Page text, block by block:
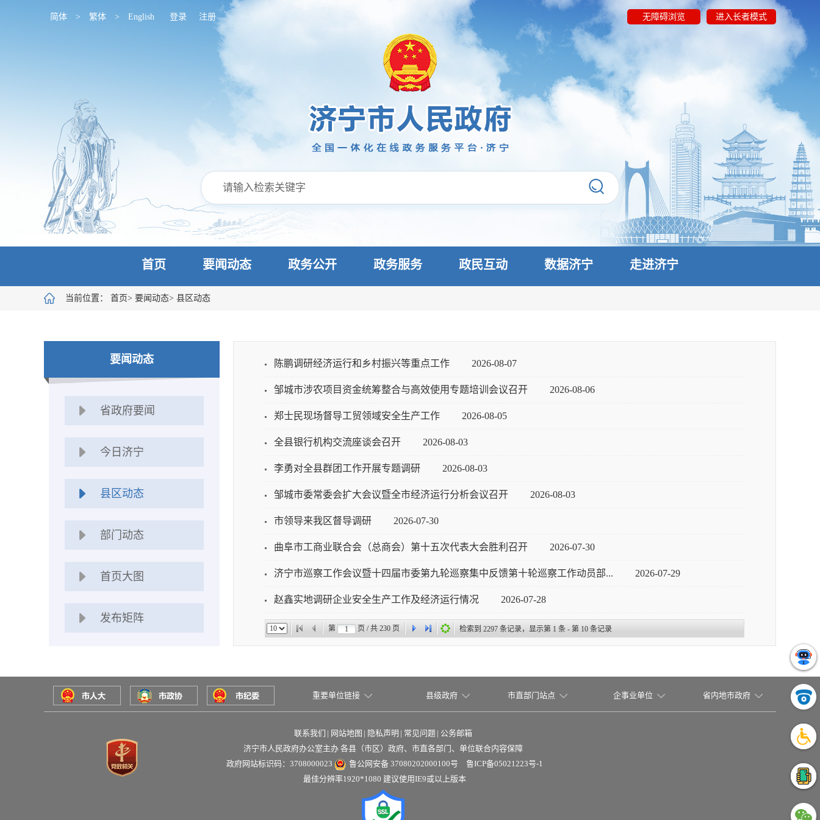
简体 > 繁体 > English 登录 注册 无障碍浏览 进入长者模式
首页 要闻动态 政务公开 政务服务 政民互动 数据济宁 走进济宁
当前位置： 首页> 要闻动态> 县区动态
要闻动态
省政府要闻
今日济宁
县区动态
部门动态
首页大图
发布矩阵
陈鹏调研经济运行和乡村振兴等重点工作 2026-08-07
邹城市涉农项目资金统筹整合与高效使用专题培训会议召开 2026-08-06
郑士民现场督导工贸领域安全生产工作 2026-08-05
全县银行机构交流座谈会召开 2026-08-03
李勇对全县群团工作开展专题调研 2026-08-03
邹城市委常委会扩大会议暨全市经济运行分析会议召开 2026-08-03
市领导来我区督导调研 2026-07-30
曲阜市工商业联合会（总商会）第十五次代表大会胜利召开 2026-07-30
济宁市巡察工作会议暨十四届市委第九轮巡察集中反馈第十轮巡察工作动员部... 2026-07-29
赵鑫实地调研企业安全生产工作及经济运行情况 2026-07-28
第 页 / 共 230 页 检索到 2297 条记录，显示第 1 条 - 第 10 条记录
重要单位链接 县级政府 市直部门站点 企事业单位 省内地市政府
联系我们 | 网站地图 | 隐私声明 | 常见问题 | 公务邮箱
济宁市人民政府办公室主办 各县（市区）政府、市直各部门、单位联合内容保障
政府网站标识码：3708000023
鲁公网安备 37080202000100号
鲁ICP备05021223号-1
最佳分辨率1920*1080 建议使用IE9或以上版本